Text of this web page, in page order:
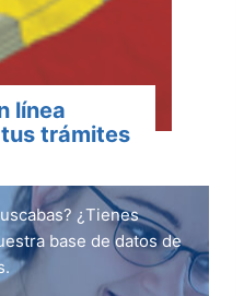
línea
trámites
¿Tienes
base de datos de